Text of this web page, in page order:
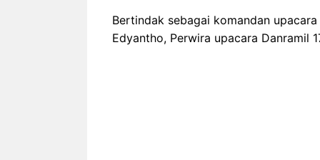
Bertindak sebagai komandan
Edyantho, Perwira upacara Danramil